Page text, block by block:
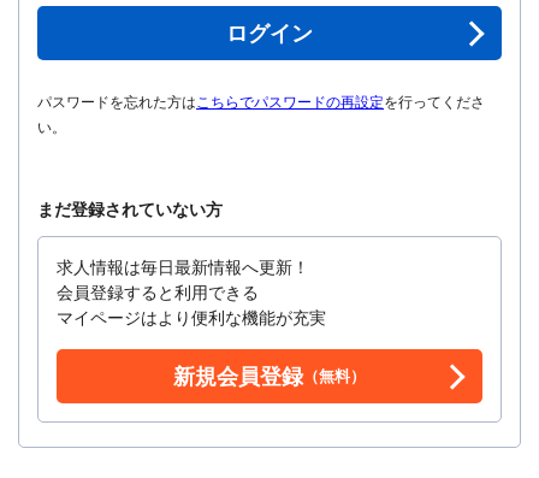
ログイン
パスワードを忘れた方はこちらでパスワードの再設定を行ってくださ
い。
まだ登録されていない方
求人情報は毎日最新情報へ更新！
会員登録すると利用できる
マイページはより便利な機能が充実
新規会員登録（無料）